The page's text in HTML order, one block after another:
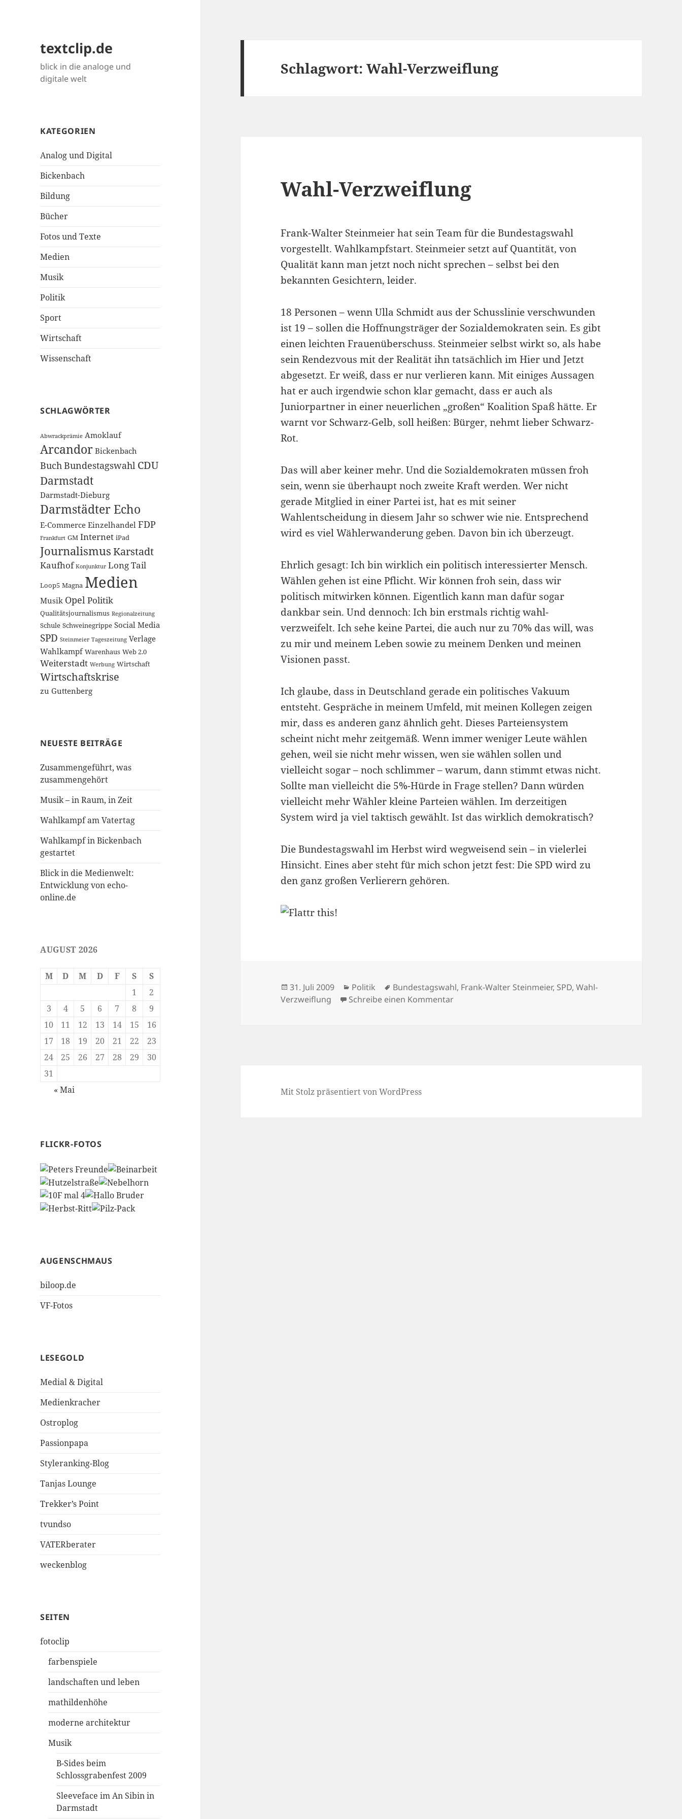
textclip.de
blick in die analoge und
digitale welt
KATEGORIEN
Analog und Digital
Bickenbach
Bildung
Bücher
Fotos und Texte
Medien
Musik
Politik
Sport
Wirtschaft
Wissenschaft
SCHLAGWÖRTER
Abwrackprämie Amoklauf
Arcandor Bickenbach
BuchBundestagswahl CDU
Darmstadt
Darmstadt-Dieburg
Darmstädter Echo
E-Commerce Einzelhandel FDP
Frankfurt GM Internet iPad
JournalismusKarstadt
Kaufhof Konjunktur Long Tail
Loop5 Magna Medien
Musik OpelPolitik
Qualitätsjournalismus Regionalzeitung
Schule Schweinegrippe Social Media
SPD Steinmeier Tageszeitung Verlage
Wahlkampf Warenhaus Web 2.0
Weiterstadt Werbung Wirtschaft
Wirtschaftskrise
zu Guttenberg
NEUESTE BEITRÄGE
Zusammengeführt, was
zusammengehört
Musik – in Raum, in Zeit
Wahlkampf am Vatertag
Wahlkampf in Bickenbach
gestartet
Blick in die Medienwelt:
Entwicklung von echo-
online.de
AUGUST 2026
M D M D F S
S
1
2
3
4 5 6 7 8
9
10
11 12 13 14 15
16
17
18 19 20 21 22
23
24
25 26 27 28 29
30
31
« Mai
FLICKR-FOTOS
AUGENSCHMAUS
biloop.de
VF-Fotos
LESEGOLD
Medial & Digital
Medienkracher
Ostroplog
Passionpapa
Styleranking-Blog
Tanjas Lounge
Trekker’s Point
tvundso
VATERberater
weckenblog
SEITEN
fotoclip
farbenspiele
landschaften und leben
mathildenhöhe
moderne architektur
Musik
B-Sides beim
Schlossgrabenfest 2009
Sleeveface im An Sibin in
Darmstadt
Schlagwort:Wahl-Verzweiflung
Wahl-Verzweiflung
Frank-Walter Steinmeier hat sein Team für die Bundestagswahl
vorgestellt. Wahlkampfstart. Steinmeier setzt auf Quantität, von
Qualität kann man jetzt noch nicht sprechen – selbst bei den
bekannten Gesichtern, leider.
18 Personen – wenn Ulla Schmidt aus der Schusslinie verschwunden
ist 19 – sollen die Hoffnungsträger der Sozialdemokraten sein. Es gibt
einen leichten Frauenüberschuss. Steinmeier selbst wirkt so, als habe
sein Rendezvous mit der Realität ihn tatsächlich im Hier und Jetzt
abgesetzt. Er weiß, dass er nur verlieren kann. Mit einiges Aussagen
hat er auch irgendwie schon klar gemacht, dass er auch als
Juniorpartner in einer neuerlichen „großen“ Koalition Spaß hätte. Er
warnt vor Schwarz-Gelb, soll heißen: Bürger, nehmt lieber Schwarz-
Rot.
Das will aber keiner mehr. Und die Sozialdemokraten müssen froh
sein, wenn sie überhaupt noch zweite Kraft werden. Wer nicht
gerade Mitglied in einer Partei ist, hat es mit seiner
Wahlentscheidung in diesem Jahr so schwer wie nie. Entsprechend
wird es viel Wählerwanderung geben. Davon bin ich überzeugt.
Ehrlich gesagt: Ich bin wirklich ein politisch interessierter Mensch.
Wählen gehen ist eine Pflicht. Wir können froh sein, dass wir
politisch mitwirken können. Eigentlich kann man dafür sogar
dankbar sein. Und dennoch: Ich bin erstmals richtig wahl-
verzweifelt. Ich sehe keine Partei, die auch nur zu 70% das will, was
zu mir und meinem Leben sowie zu meinem Denken und meinen
Visionen passt.
Ich glaube, dass in Deutschland gerade ein politisches Vakuum
entsteht. Gespräche in meinem Umfeld, mit meinen Kollegen zeigen
mir, dass es anderen ganz ähnlich geht. Dieses Parteiensystem
scheint nicht mehr zeitgemäß. Wenn immer weniger Leute wählen
gehen, weil sie nicht mehr wissen, wen sie wählen sollen und
vielleicht sogar – noch schlimmer – warum, dann stimmt etwas nicht.
Sollte man vielleicht die 5%-Hürde in Frage stellen? Dann würden
vielleicht mehr Wähler kleine Parteien wählen. Im derzeitigen
System wird ja viel taktisch gewählt. Ist das wirklich demokratisch?
Die Bundestagswahl im Herbst wird wegweisend sein – in vielerlei
Hinsicht. Eines aber steht für mich schon jetzt fest: Die SPD wird zu
den ganz großen Verlierern gehören.
Veröffentlicht
am
31. Juli 2009 Kategorien
Politik Schlagwörter
Bundestagswahl, Frank-Walter Steinmeier, SPD,Wahl-
Verzweiflung
Schreibe einen Kommentarzu Wahl-Verzweiflung
Mit Stolz präsentiert von WordPress